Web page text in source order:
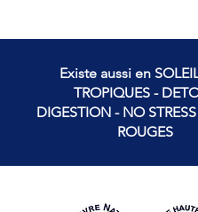
Existe aussi en
TROPIQUES -
DIGESTION - NO
ROUGES